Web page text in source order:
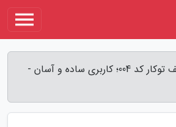
آنالیز میله اتصال شلف توکار کد 004؛ کاربری ساده و آسان -